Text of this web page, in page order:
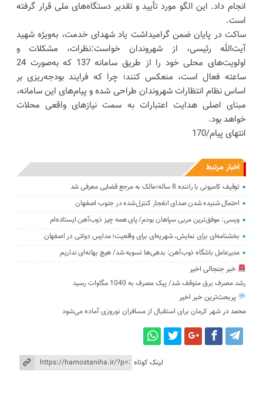
انجام داد. این الگو مورد تأیید و تقدیر دستگاه‌های ملی قرار گرفته
است.
ساکت در پایان ضمن گرامیداشت یاد شهدای خدمت، به‌ویژه شهید
آیت‌الله رئیسی، از شهروندان خواست:نظرات، مشکلات و
اولویت‌های محلی خود را از طریق سامانه 137 که به‌صورت 24
ساعته فعال است، منعکس کنند؛ چرا که فرایند بودجه‌ریزی بر
اساس نظام انتظارات شهروندان طراحی شده و پیام‌های این سامانه،
مبنای اصلی هدایت اعتبارات به سمت نیازهای واقعی محلات
خواهد بود.
انتهای پیام/170
اخبار مرتبط
توقیف کامیونی با راننده 8 ساله؛مالک به مرجع قضایی معرفی شد
احتمال شنیده شدن صدای انفجار کنترل‌شده در جنوب اصفهان
ویسی: موفق‌ترین مربی سپاهان بودم/ پای همه چیز ذوب‌آهن ایستاده‌ام
بخشنامه‌ای برای نمایش، شهریه‌ای برای واقعیت؛ مدارس دولتی در اصفهان
مدیرعامل باشگاه ذوب‌آهن: ‌بدهی‌ها ‌تسویه شد/ هیچ بهانه‌ای نداریم
خبر جنجالی اخیر
رشد مصرف برق متوقف شد/ پیک مصرف به 1040 مگاوات رسید
پربحث‌ترین خبر اخیر
محمد درشهر کرمان برای استقبال از مسافران نوروزی آماده می‌شود
لینک کوتاه